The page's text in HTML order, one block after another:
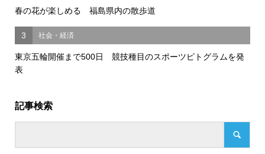
春の花が楽しめる 福島県内の散歩道
3 社会・経済
東京五輪開催まで500日 競技種目のスポーツピトグラムを発
表
記事検索